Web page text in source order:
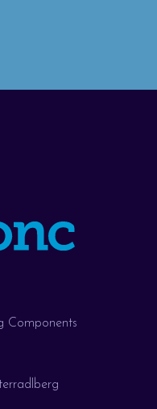
Components